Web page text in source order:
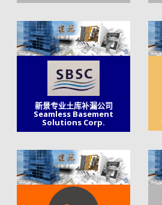
新景专业土库补漏公司
Seamless Basement
Solutions Corp.